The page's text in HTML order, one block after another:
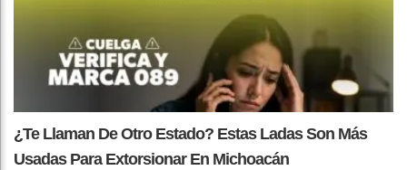
¿Te Llaman De Otro Estado? Estas Ladas Son Más
Usadas Para Extorsionar En Michoacán